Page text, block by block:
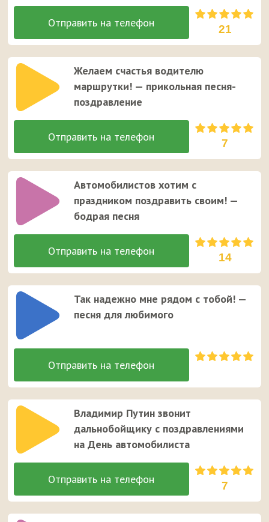
21
Желаем счастья водителю
маршрутки! — прикольная песня-
поздравление
7
Автомобилистов хотим с
праздником поздравить своим! —
бодрая песня
14
Так надежно мне рядом с тобой! —
песня для любимого
Владимир Путин звонит
дальнобойщику с поздравлениями
на День автомобилиста
7